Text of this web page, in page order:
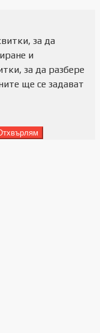
за да
и
за да разбере
ще се задават